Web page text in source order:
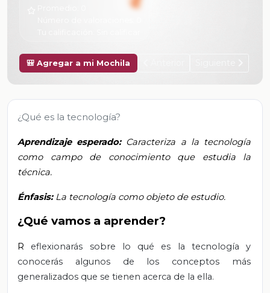
🎒 Agregar a mi Mochila
¿Qué es la tecnología?
Aprendizaje esperado: Caracteriza a la tecnología
como campo de conocimiento que estudia la
técnica.
Énfasis: La tecnología como objeto de estudio.
¿Qué vamos a aprender?
R eflexionarás sobre lo qué es la tecnología y
conocerás algunos de los conceptos más
generalizados que se tienen acerca de la ella.